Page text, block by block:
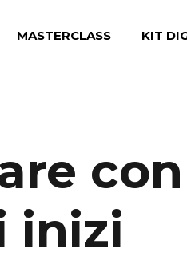
MASTERCLASS KIT
inizi